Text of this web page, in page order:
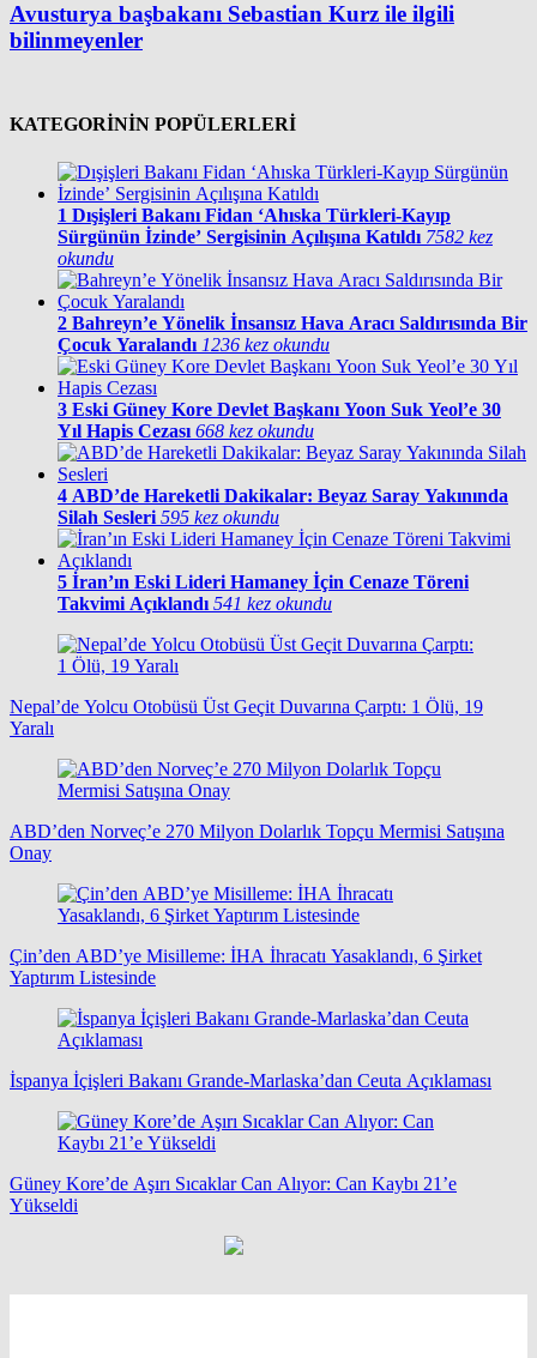
Avusturya başbakanı Sebastian Kurz ile ilgili
bilinmeyenler
KATEGORİNİN POPÜLERLERİ
1 Dışişleri Bakanı Fidan ‘Ahıska Türkleri-Kayıp
Sürgünün İzinde’ Sergisinin Açılışına Katıldı 7582 kez
okundu
2 Bahreyn’e Yönelik İnsansız Hava Aracı Saldırısında Bir
Çocuk Yaralandı 1236 kez okundu
3 Eski Güney Kore Devlet Başkanı Yoon Suk Yeol’e 30
Yıl Hapis Cezası 668 kez okundu
4 ABD’de Hareketli Dakikalar: Beyaz Saray Yakınında
Silah Sesleri 595 kez okundu
5 İran’ın Eski Lideri Hamaney İçin Cenaze Töreni
Takvimi Açıklandı 541 kez okundu
Nepal’de Yolcu Otobüsü Üst Geçit Duvarına Çarptı: 1 Ölü, 19
Yaralı
ABD’den Norveç’e 270 Milyon Dolarlık Topçu Mermisi Satışına
Onay
Çin’den ABD’ye Misilleme: İHA İhracatı Yasaklandı, 6 Şirket
Yaptırım Listesinde
İspanya İçişleri Bakanı Grande-Marlaska’dan Ceuta Açıklaması
Güney Kore’de Aşırı Sıcaklar Can Alıyor: Can Kaybı 21’e
Yükseldi